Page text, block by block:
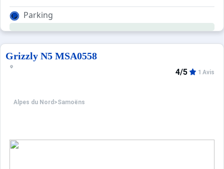
Parking
Grizzly N5 MSA0558
Alpes du Nord >Samoëns
4/5 1 Avis